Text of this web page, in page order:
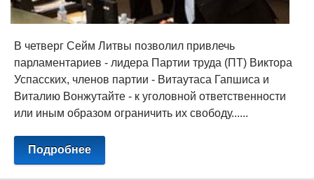
В четверг Сейм Литвы позволил привлечь
парламентариев - лидера Партии труда (ПТ) Виктора
Успасских, членов партии - Витаутаса Гапшиса и
Виталию Вонжутайте - к уголовной ответственности
или иным образом ограничить их свободу......
Подробнее